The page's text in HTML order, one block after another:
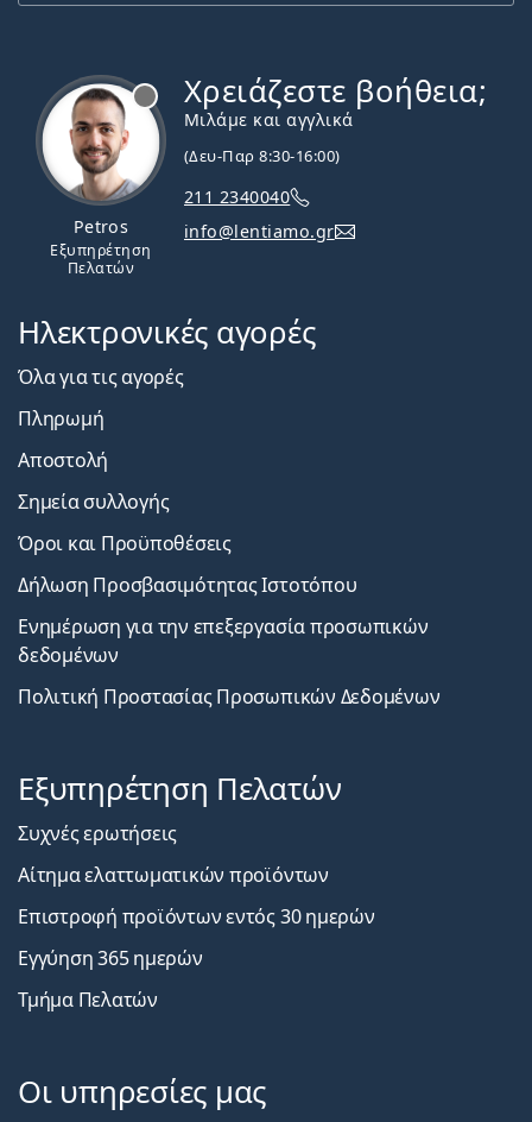
Petros
Εξυπηρέτηση
Πελατών
Χρειάζεστε βοήθεια;
Μιλάμε και αγγλικά
(Δευ-Παρ 8:30-16:00)
211 2340040
info@lentiamo.gr
Ηλεκτρονικές αγορές
Όλα για τις αγορές
Πληρωμή
Αποστολή
Σημεία συλλογής
Όροι και Προϋποθέσεις
Δήλωση Προσβασιμότητας Ιστοτόπου
Ενημέρωση για την επεξεργασία προσωπικών
δεδομένων
Πολιτική Προστασίας Προσωπικών Δεδομένων
Εξυπηρέτηση Πελατών
Συχνές ερωτήσεις
Αίτημα ελαττωματικών προϊόντων
Επιστροφή προϊόντων εντός 30 ημερών
Εγγύηση 365 ημερών
Τμήμα Πελατών
Οι υπηρεσίες μας